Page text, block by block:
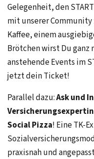
Gelegenheit, den
mit unserer Community
Kaffee, einem
Brötchen wirst Du ganz
anstehende Events im
jetzt dein Ticket!
Parallel dazu:Ask und
Social Pizza! Eine TK-
praxisnah und